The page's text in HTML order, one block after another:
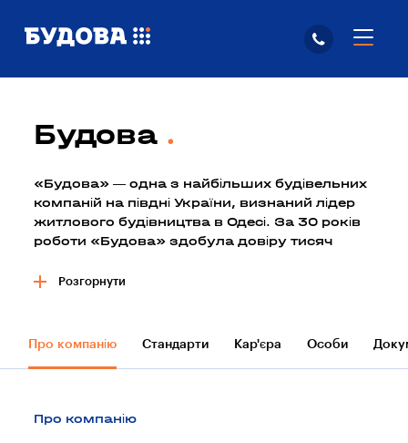
Будова
«Будова» — одна з найбільших будівельних
компаній на півдні України, визнаний лідер
житлового будівництва в Одесі. За 30 років
роботи «Будова» здобула довіру тисяч
з яких більше половини — житлові
Розгорнути
Про компанію Стандарти Кар'єра Особи
Про компанію